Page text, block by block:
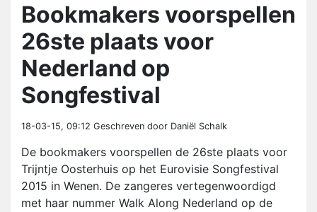
Bookmakers voorspellen
26ste plaats voor
Nederland op
Songfestival
18-03-15, 09:12 Geschreven door Daniël Schalk
De bookmakers voorspellen de 26ste plaats voor
Trijntje Oosterhuis op het Eurovisie Songfestival
2015 in Wenen. De zangeres vertegenwoordigd
met haar nummer Walk Along Nederland op de